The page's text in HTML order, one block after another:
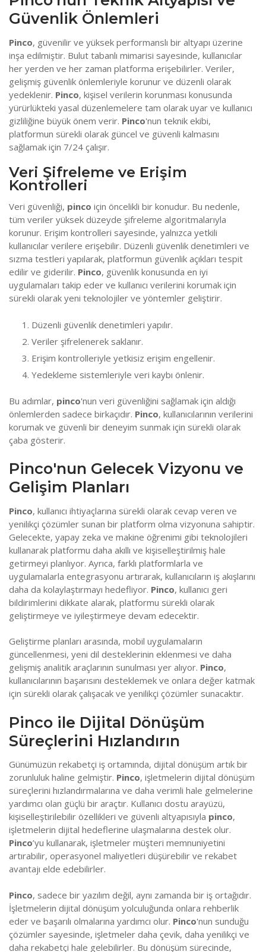
Güvenlik Önlemleri
Pinco, güvenilir ve yüksek performanslı bir altyapı üzerine
inşa edilmiştir. Bulut tabanlı mimarisi sayesinde, kullanıcılar
her yerden ve her zaman platforma erişebilirler. Veriler,
gelişmiş güvenlik önlemleriyle korunur ve düzenli olarak
yedeklenir. Pinco, kişisel verilerin korunması konusunda
yürürlükteki yasal düzenlemelere tam olarak uyar ve kullanıcı
gizliliğine büyük önem verir. Pinco'nun teknik ekibi,
platformun sürekli olarak güncel ve güvenli kalmasını
sağlamak için 7/24 çalışır.
Veri Şifreleme ve Erişim
Kontrolleri
Veri güvenliği, pinco için öncelikli bir konudur. Bu nedenle,
tüm veriler yüksek düzeyde şifreleme algoritmalarıyla
korunur. Erişim kontrolleri sayesinde, yalnızca yetkili
kullanıcılar verilere erişebilir. Düzenli güvenlik denetimleri ve
sızma testleri yapılarak, platformun güvenlik açıkları tespit
edilir ve giderilir. Pinco, güvenlik konusunda en iyi
uygulamaları takip eder ve kullanıcı verilerini korumak için
sürekli olarak yeni teknolojiler ve yöntemler geliştirir.
Düzenli güvenlik denetimleri yapılır.
Veriler şifrelenerek saklanır.
Erişim kontrolleriyle yetkisiz erişim engellenir.
Yedekleme sistemleriyle veri kaybı önlenir.
Bu adımlar, pinco'nun veri güvenliğini sağlamak için aldığı
önlemlerden sadece birkaçıdır. Pinco, kullanıcılarının verilerini
korumak ve güvenli bir deneyim sunmak için sürekli olarak
çaba gösterir.
Pinco'nun Gelecek Vizyonu ve
Gelişim Planları
Pinco, kullanıcı ihtiyaçlarına sürekli olarak cevap veren ve
yenilikçi çözümler sunan bir platform olma vizyonuna sahiptir.
Gelecekte, yapay zeka ve makine öğrenimi gibi teknolojileri
kullanarak platformu daha akıllı ve kişiselleştirilmiş hale
getirmeyi planlıyor. Ayrıca, farklı platformlarla ve
uygulamalarla entegrasyonu artırarak, kullanıcıların iş akışlarını
daha da kolaylaştırmayı hedefliyor. Pinco, kullanıcı geri
bildirimlerini dikkate alarak, platformu sürekli olarak
geliştirmeye ve iyileştirmeye devam edecektir.
Geliştirme planları arasında, mobil uygulamaların
güncellenmesi, yeni dil desteklerinin eklenmesi ve daha
gelişmiş analitik araçlarının sunulması yer alıyor. Pinco,
kullanıcılarının başarısını desteklemek ve onlara değer katmak
için sürekli olarak çalışacak ve yenilikçi çözümler sunacaktır.
Pinco ile Dijital Dönüşüm
Süreçlerini Hızlandırın
Günümüzün rekabetçi iş ortamında, dijital dönüşüm artık bir
zorunluluk haline gelmiştir. Pinco, işletmelerin dijital dönüşüm
süreçlerini hızlandırmalarına ve daha verimli hale gelmelerine
yardımcı olan güçlü bir araçtır. Kullanıcı dostu arayüzü,
kişiselleştirilebilir özellikleri ve güvenli altyapısıyla pinco,
işletmelerin dijital hedeflerine ulaşmalarına destek olur.
Pinco’yu kullanarak, işletmeler müşteri memnuniyetini
artırabilir, operasyonel maliyetleri düşürebilir ve rekabet
avantajı elde edebilirler.
Pinco, sadece bir yazılım değil, aynı zamanda bir iş ortağıdır.
İşletmelerin dijital dönüşüm yolculuğunda onlara rehberlik
eder ve başarılı olmalarına yardımcı olur. Pinco'nun sunduğu
çözümler sayesinde, işletmeler daha çevik, daha yenilikçi ve
daha rekabetçi hale gelebilirler. Bu dönüşüm sürecinde,